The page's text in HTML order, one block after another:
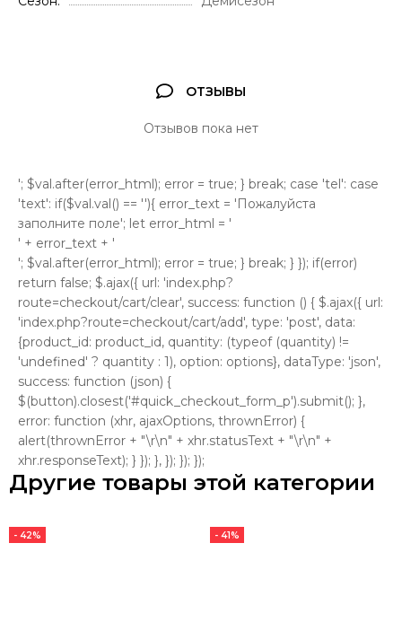
ОТЗЫВЫ
Отзывов пока нет
'; $val.after(error_html); error = true; } break; case 'tel': case
'text': if($val.val() == ''){ error_text = 'Пожалуйста
заполните поле'; let error_html = '
' + error_text + '
'; $val.after(error_html); error = true; } break; } }); if(error)
return false; $.ajax({ url: 'index.php?
route=checkout/cart/clear', success: function () { $.ajax({ url:
'index.php?route=checkout/cart/add', type: 'post', data:
{product_id: product_id, quantity: (typeof (quantity) !=
'undefined' ? quantity : 1), option: options}, dataType: 'json',
success: function (json) {
$(button).closest('#quick_checkout_form_p').submit(); },
error: function (xhr, ajaxOptions, thrownError) {
alert(thrownError + "\r\n" + xhr.statusText + "\r\n" +
xhr.responseText); } }); }, }); }); });
Другие товары этой категории
- 42% - 41%